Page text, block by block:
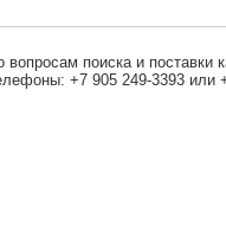
вопросам поиска и поставки
+7 905 249-3393 или